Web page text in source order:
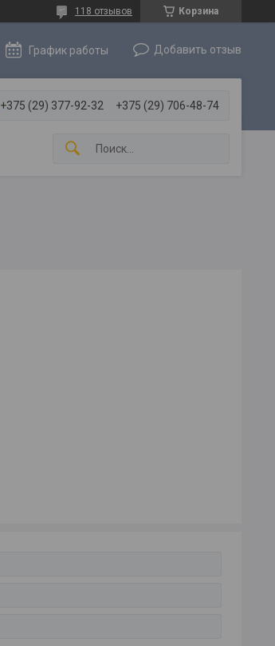
Корзина
118 отзывов
График работы Добавить отзыв
+375 (29) 377-92-32 +375 (29) 706-48-74